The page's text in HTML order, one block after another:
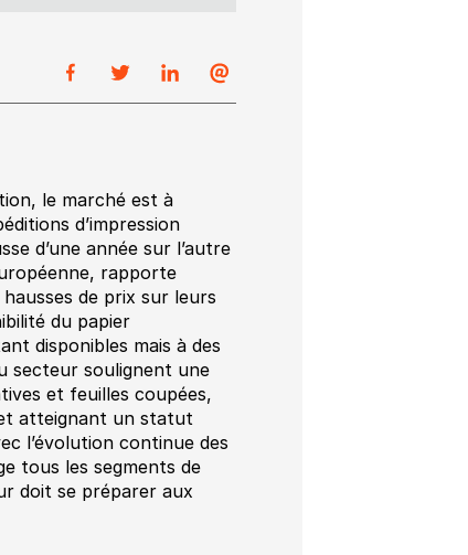
le marché est à
d’impression
d’une année sur l’autre
rapporte
de prix sur leurs
du papier
disponibles mais à des
secteur soulignent une
et feuilles coupées,
atteignant un statut
l’évolution continue des
tous les segments de
doit se préparer aux